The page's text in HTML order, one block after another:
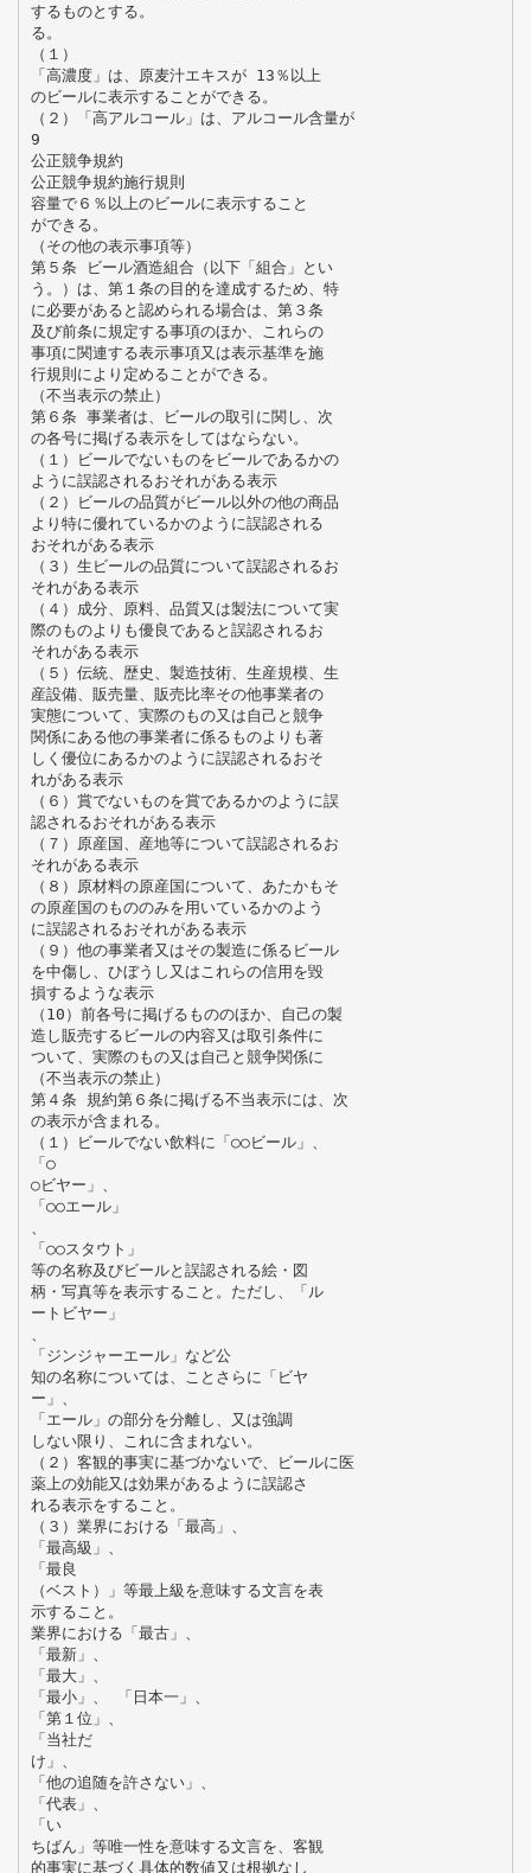
するものとする。
る。
（１）
「高濃度」は、原麦汁エキスが 13％以上
のビールに表示することができる。
（２）「高アルコール」は、アルコール含量が
9
公正競争規約
公正競争規約施行規則
容量で６％以上のビールに表示すること
ができる。
（その他の表示事項等）
第５条 ビール酒造組合（以下「組合」とい
う。）は、第１条の目的を達成するため、特
に必要があると認められる場合は、第３条
及び前条に規定する事項のほか、これらの
事項に関連する表示事項又は表示基準を施
行規則により定めることができる。
（不当表示の禁止）
第６条 事業者は、ビールの取引に関し、次
の各号に掲げる表示をしてはならない。
（１）ビールでないものをビールであるかの
ように誤認されるおそれがある表示
（２）ビールの品質がビール以外の他の商品
より特に優れているかのように誤認される
おそれがある表示
（３）生ビールの品質について誤認されるお
それがある表示
（４）成分、原料、品質又は製法について実
際のものよりも優良であると誤認されるお
それがある表示
（５）伝統、歴史、製造技術、生産規模、生
産設備、販売量、販売比率その他事業者の
実態について、実際のもの又は自己と競争
関係にある他の事業者に係るものよりも著
しく優位にあるかのように誤認されるおそ
れがある表示
（６）賞でないものを賞であるかのように誤
認されるおそれがある表示
（７）原産国、産地等について誤認されるお
それがある表示
（８）原材料の原産国について、あたかもそ
の原産国のもののみを用いているかのよう
に誤認されるおそれがある表示
（９）他の事業者又はその製造に係るビール
を中傷し、ひぼうし又はこれらの信用を毀
損するような表示
（10）前各号に掲げるもののほか、自己の製
造し販売するビールの内容又は取引条件に
ついて、実際のもの又は自己と競争関係に
（不当表示の禁止）
第４条 規約第６条に掲げる不当表示には、次
の表示が含まれる。
（１）ビールでない飲料に「○○ビール」、
「○
○ビヤー」、
「○○エール」
「○○スタウト」
等の名称及びビールと誤認される絵・図
柄・写真等を表示すること。ただし、「ル
ートビヤー」
「ジンジャーエール」など公
知の名称については、ことさらに「ビヤ
ー」、
「エール」の部分を分離し、又は強調
しない限り、これに含まれない。
（２）客観的事実に基づかないで、ビールに医
薬上の効能又は効果があるように誤認さ
れる表示をすること。
（３）業界における「最高」、
「最高級」、
「最良
（ベスト）」等最上級を意味する文言を表
示すること。
業界における「最古」、
「最新」、
「最大」、
「最小」、 「日本一」、
「第１位」、
「当社だ
け」、
「他の追随を許さない」、
「代表」、
「い
ちばん」等唯一性を意味する文言を、客観
的事実に基づく具体的数値又は根拠なし